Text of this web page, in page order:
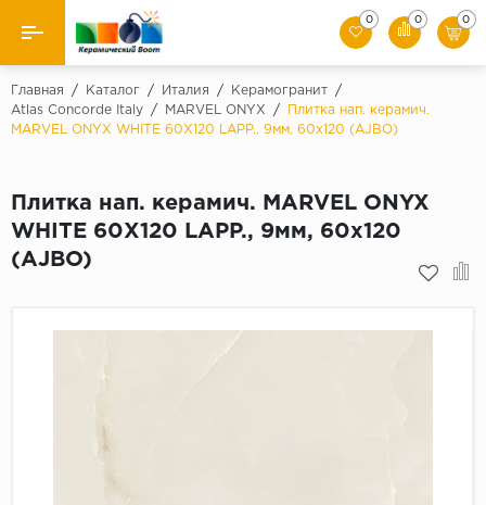
Назад
Производители
Керамогранит
Искусственный камень
0 0 0
Главная / Каталог / Италия / Керамогранит
/
Atlas Concorde Italy
/ MARVEL ONYX /
Плитка нап. керамич.
MARVEL ONYX WHITE 60X120 LAPP., 9мм, 60x120 (AJBO)
Плитка нап. керамич. MARVEL ONYX
WHITE 60X120 LAPP., 9мм, 60x120
(AJBO)